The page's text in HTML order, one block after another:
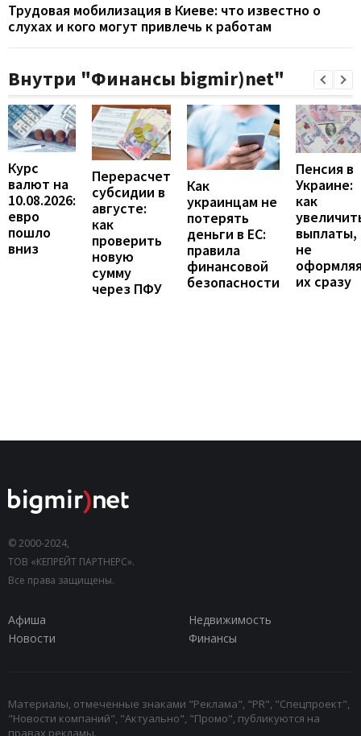
Трудовая мобилизация в Киеве: что известно о
слухах и кого могут привлечь к работам
Внутри "Финансы bigmir)net"
Курс
валют на
10.08.2026:
евро
пошло
вниз
Перерасчет
субсидии в
августе:
как
проверить
новую
сумму
через ПФУ
Как
украинцам не
потерять
деньги в ЕС:
правила
финансовой
безопасности
Пенсия в
Украине:
как
выплаты,
не
их сразу
© 2000-2024,
ТОВ «КЕПРЕЙТ ПАРТНЕРС».
Все права защищены.
Афиша
Недвижимость
Новости
Финансы
Материалы, отмеченные знаками "Реклама", "PR", "Спецпроект",
"Новости компаний", "Актуально", "Промо", публикуются на